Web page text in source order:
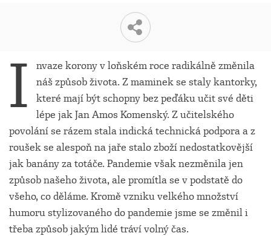
I
nvaze korony v loňském roce radikálně změnila
náš způsob života. Z maminek se staly kantorky,
které mají být schopny bez peďáku učit své děti
lépe jak Jan Amos Komenský. Z učitelského
povolání se rázem stala indická technická podpora a z
roušek se alespoň na jaře stalo zboží nedostatkovější
jak banány za totáče. Pandemie však nezměnila jen
způsob našeho života, ale promítla se v podstatě do
všeho, co děláme. Kromě vzniku velkého množství
humoru stylizovaného do pandemie jsme se změnil i
třeba způsob jakým lidé tráví volný čas.